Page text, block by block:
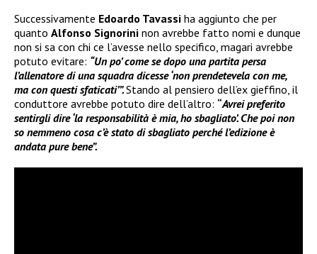
Successivamente Edoardo Tavassi ha aggiunto che per
quanto Alfonso Signorini non avrebbe fatto nomi e dunque
non si sa con chi ce l’avesse nello specifico, magari avrebbe
potuto evitare: “Un po’ come se dopo una partita persa
l’allenatore di una squadra dicesse ‘non prendetevela con me,
ma con questi sfaticati’”.Stando al pensiero dell’ex gieffino, il
conduttore avrebbe potuto dire dell’altro: “Avrei preferito
sentirgli dire ‘la responsabilità è mia, ho sbagliato’. Che poi non
so nemmeno cosa c’è stato di sbagliato perché l’edizione è
andata pure bene”.